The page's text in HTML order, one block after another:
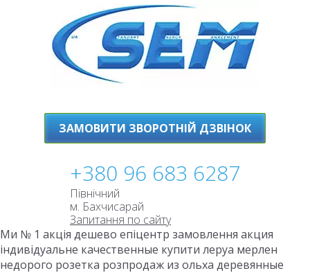
ЗАМОВИТИ ЗВОРОТНІЙ ДЗВІНОК
+380 96 683 6287
Північний
м. Бахчисарай
Запитання по сайту
Ми № 1 акція дешево епіцентр замовлення акция
індивідуальне качественные купити леруа мерлен
недорого розетка розпродаж из ольха деревянные